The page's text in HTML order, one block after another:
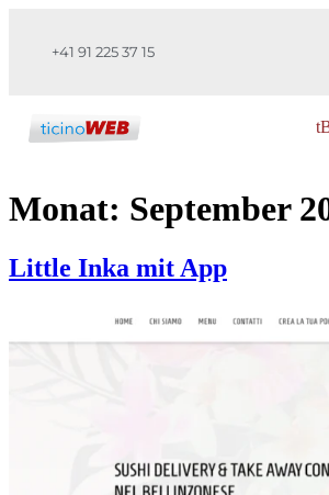
+41 91 225 37 15
Monat: September
Little Inka mit App